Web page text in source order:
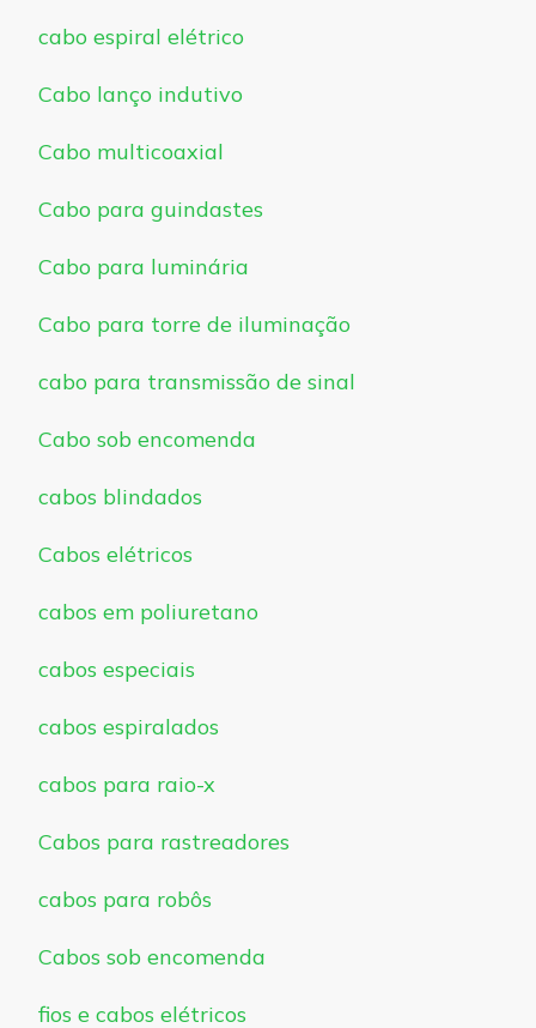
cabo espiral elétrico
Cabo lanço indutivo
Cabo multicoaxial
Cabo para guindastes
Cabo para luminária
Cabo para torre de iluminação
cabo para transmissão de sinal
Cabo sob encomenda
cabos blindados
Cabos elétricos
cabos em poliuretano
cabos especiais
cabos espiralados
cabos para raio-x
Cabos para rastreadores
cabos para robôs
Cabos sob encomenda
fios e cabos elétricos